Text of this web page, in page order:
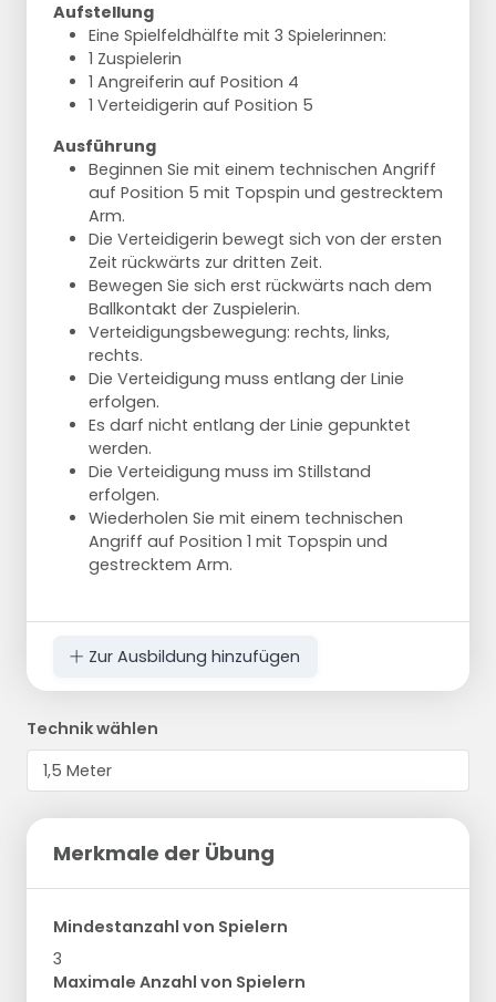
Aufstellung
Eine Spielfeldhälfte mit 3 Spielerinnen:
1 Zuspielerin
1 Angreiferin auf Position 4
1 Verteidigerin auf Position 5
Ausführung
Beginnen Sie mit einem technischen Angriff
auf Position 5 mit Topspin und gestrecktem
Arm.
Die Verteidigerin bewegt sich von der ersten
Zeit rückwärts zur dritten Zeit.
Bewegen Sie sich erst rückwärts nach dem
Ballkontakt der Zuspielerin.
Verteidigungsbewegung: rechts, links,
rechts.
Die Verteidigung muss entlang der Linie
erfolgen.
Es darf nicht entlang der Linie gepunktet
werden.
Die Verteidigung muss im Stillstand
erfolgen.
Wiederholen Sie mit einem technischen
Angriff auf Position 1 mit Topspin und
gestrecktem Arm.
Zur Ausbildung hinzufügen
Technik wählen
Merkmale der Übung
Mindestanzahl von Spielern
3
Maximale Anzahl von Spielern